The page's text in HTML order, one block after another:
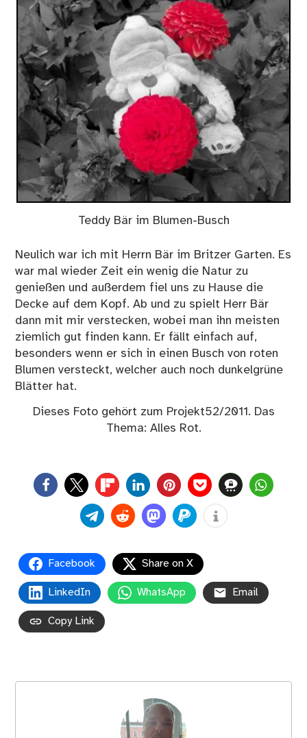
Teddy Bär im Blumen-Busch
Neulich war ich mit Herrn Bär im Britzer Garten. Es
war mal wieder Zeit ein wenig die Natur zu
genießen und außerdem fiel uns zu Hause die
Decke auf dem Kopf. Ab und zu spielt Herr Bär
dann mit mir verstecken, wobei man ihn meisten
ziemlich gut finden kann. Er fällt einfach auf,
besonders wenn er sich in einen Busch von roten
Blumen versteckt, welcher auch noch dunkelgrüne
Blätter hat.
Dieses Foto gehört zum Projekt52/2011. Das
Thema: Alles Rot.
0
Facebook Share on X
LinkedIn WhatsApp Email
Copy Link